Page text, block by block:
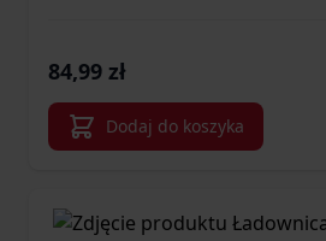
84,99 zł
Dodaj do koszyka